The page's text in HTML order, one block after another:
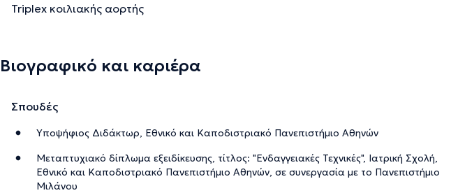
Triplex κοιλιακής αορτής
Βιογραφικό και καριέρα
Σπουδές
Υποψήφιος Διδάκτωρ, Εθνικό και Καποδιστριακό Πανεπιστήμιο Αθηνών
Μεταπτυχιακό δίπλωμα εξειδίκευσης, τίτλος: "Ενδαγγειακές Τεχνικές", Ιατρική Σχολή,
Εθνικό και Καποδιστριακό Πανεπιστήμιο Αθηνών, σε συνεργασία με το Πανεπιστήμιο
Μιλάνου